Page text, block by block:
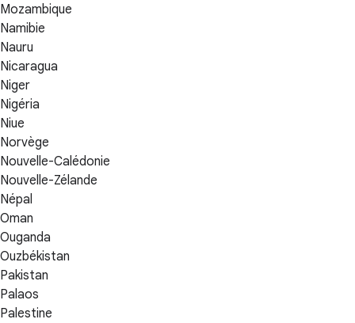
Mozambique
Namibie
Nauru
Nicaragua
Niger
Nigéria
Niue
Norvège
Nouvelle-Calédonie
Nouvelle-Zélande
Népal
Oman
Ouganda
Ouzbékistan
Pakistan
Palaos
Palestine